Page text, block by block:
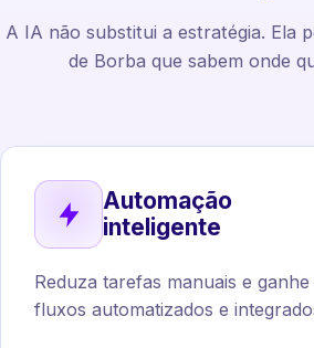
A IA não substitui a estratégia. Ela
de Borba que sabem onde
Automação
inteligente
Reduza tarefas manuais e
fluxos automatizados e